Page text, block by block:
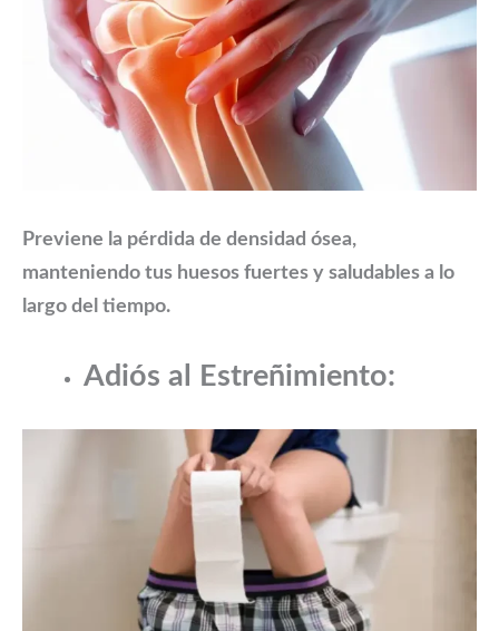
Previene la pérdida de densidad ósea,
manteniendo tus huesos fuertes y saludables a lo
largo del tiempo.
Adiós al Estreñimiento: